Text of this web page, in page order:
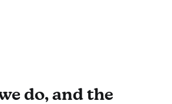
do, and the